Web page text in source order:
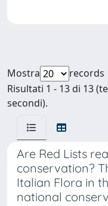
Mostra
records
Risultati 1 - 13 di 13
secondi).
Are Red Lists
conservation?
Italian Flora in
national